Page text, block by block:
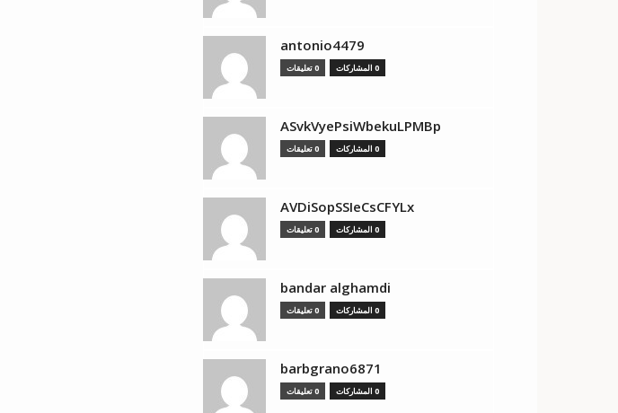
antonio4479
0 المشاركات 0 تعليقات
ASvkVyePsiWbekuLPMBp
0 المشاركات 0 تعليقات
AVDiSopSSIeCsCFYLx
0 المشاركات 0 تعليقات
bandar alghamdi
0 المشاركات 0 تعليقات
barbgrano6871
0 المشاركات 0 تعليقات